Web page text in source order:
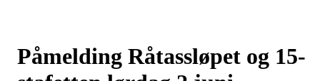
Påmelding Råtassløpet og 15-